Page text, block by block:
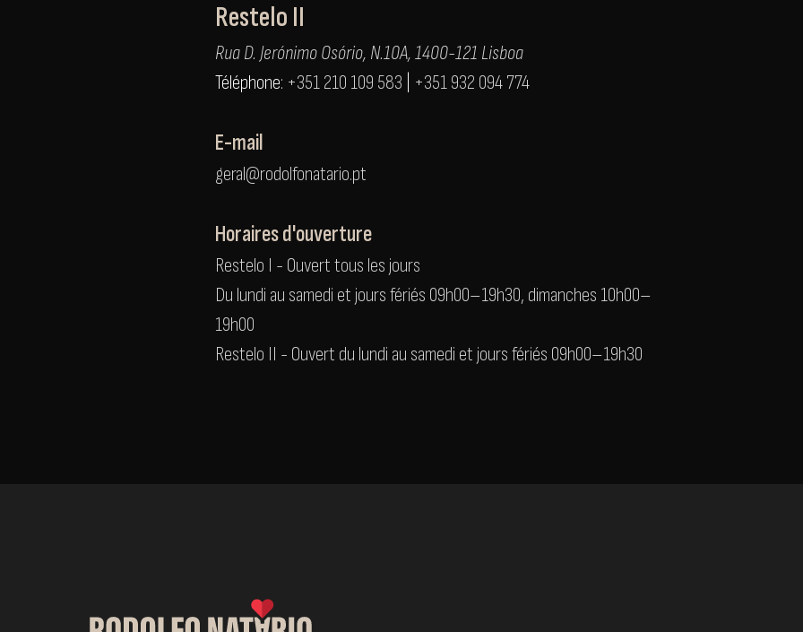
Restelo II
Rua D. Jerónimo Osório, N.10A, 1400-121 Lisboa
Téléphone: +351 210 109 583 +351 932 094 774
E-mail
geral@rodolfonatario.pt
Horaires d'ouverture
Restelo I - Ouvert tous les jours
Du lundi au samedi et jours fériés 09h00–19h30, dimanches 10h00–
19h00
Restelo II - Ouvert du lundi au samedi et jours fériés 09h00–19h30